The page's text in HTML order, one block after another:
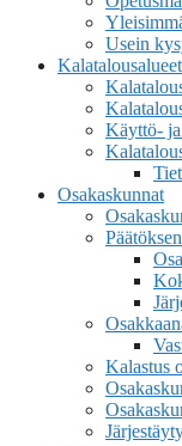
Usein
Kalatalousalueet
Käyttö-
Osakaskunnat
Kalastus